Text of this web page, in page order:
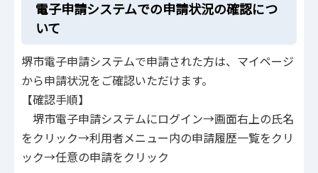
電子申請システムでの申請状況の確認につ
いて
堺市電子申請システムで申請された方は、マイページ
から申請状況をご確認いただけます。
【確認手順】
堺市電子申請システムにログイン→画面右上の氏名
をクリック→利用者メニュー内の申請履歴一覧をクリ
ック→任意の申請をクリック